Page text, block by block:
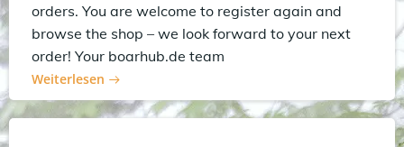
orders. You are welcome to register again and
browse the shop – we look forward to your next
order! Your boarhub.de team
Weiterlesen